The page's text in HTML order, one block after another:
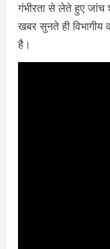
गंभीरता से लेते हुए जांच
खबर सुनते ही विभागीय
है।